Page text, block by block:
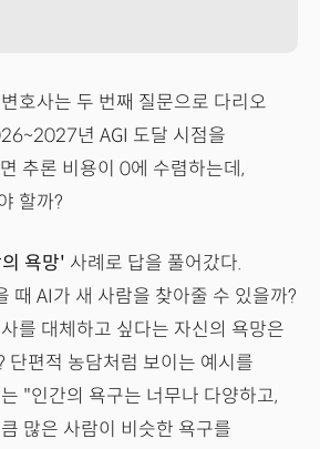
호사는 두 번째 질문으로 다리오
년 AGI 도달 시점을
추론 비용이 0에 수렴하는데,
할까?
욕망' 사례로 답을 풀어갔다.
때 AI가 새 사람을 찾아줄 수 있을까?
를 대체하고 싶다는 자신의 욕망은
단편적 농담처럼 보이는 예시를
"인간의 욕구는 너무나 다양하고,
많은 사람이 비슷한 욕구를